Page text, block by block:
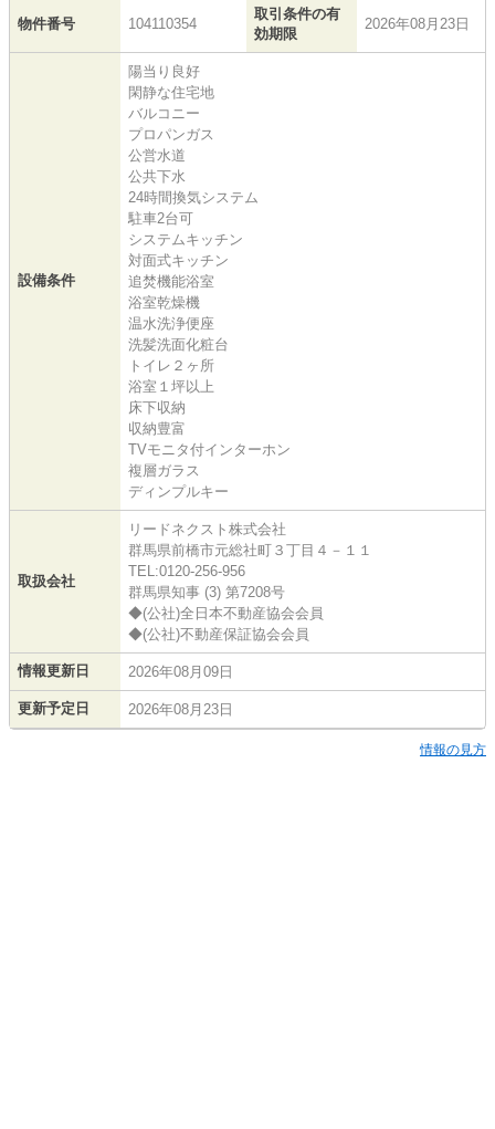
物件番号 104110354
取引条件の有
効期限
2026年08月23日
設備条件
陽当り良好
閑静な住宅地
バルコニー
プロパンガス
公営水道
公共下水
24時間換気システム
駐車2台可
システムキッチン
対面式キッチン
追焚機能浴室
浴室乾燥機
温水洗浄便座
洗髪洗面化粧台
トイレ２ヶ所
浴室１坪以上
床下収納
収納豊富
TVモニタ付インターホン
複層ガラス
ディンプルキー
取扱会社
リードネクスト株式会社
群馬県前橋市元総社町３丁目４－１１
TEL:0120-256-956
群馬県知事 (3) 第7208号
◆(公社)全日本不動産協会会員
◆(公社)不動産保証協会会員
情報更新日 2026年08月09日
更新予定日 2026年08月23日
情報の見方